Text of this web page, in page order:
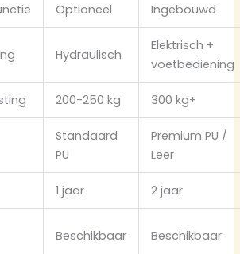
Optioneel Ingebouwd
Hydraulisch
Elektrisch +
voetbediening
200-250 kg 300 kg+
Standaard
PU
Premium PU /
Leer
1 jaar 2 jaar
Beschikbaar Beschikbaar